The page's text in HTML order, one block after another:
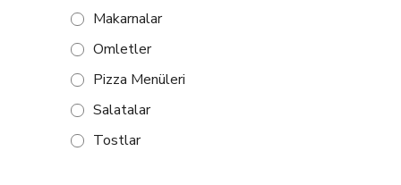
Makarnalar
Omletler
Pizza Menüleri
Salatalar
Tostlar